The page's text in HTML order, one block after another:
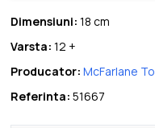
Dimensiuni: 18 cm
Varsta: 12 +
Producator: McFarlane
Referinta: 51667